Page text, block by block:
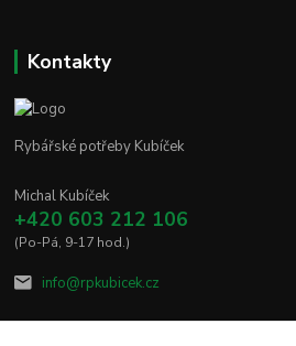
Kontakty
Rybářské potřeby Kubíček
Michal Kubíček
+420 603 212 106
(Po-Pá, 9-17 hod.)
info@rpkubicek.cz